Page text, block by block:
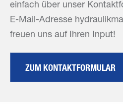
einfach über unser
E-Mail-Adresse
freuen uns auf Ihren Input!
ZUM KONTAKTFORMULAR